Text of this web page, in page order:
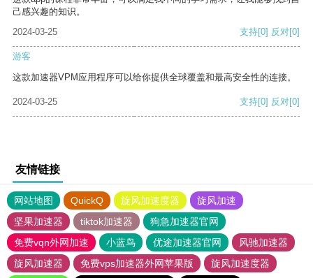
己感兴趣的知识。
2024-03-25
支持[0] 反对[0]
游客
这款加速器VPM应用程序可以给你提供全球覆盖和最高安全性的连接。
2024-03-25 支持[0] 反对[0]
友情链接
网站地图 QuickQ 旋风加速度器
旋风加速
坚果加速器
tiktok加速器
狗急加速器官网
免费vqn外网加速
小蓝鸟 优途加速器官网
风驰加速器
旋风加速器
免费vps加速器外网苹果版
旋风加速度器